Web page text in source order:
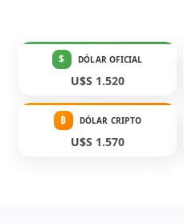
$ DÓLAR OFICIAL
U$S 1.520
₿ DÓLAR CRIPTO
U$S 1.570